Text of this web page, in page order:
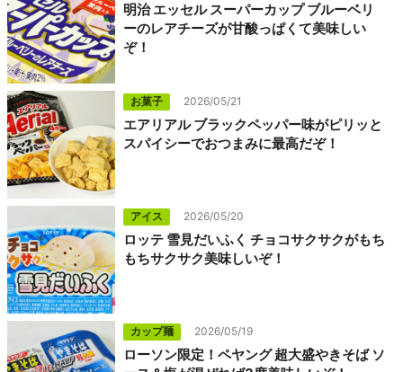
明治 エッセル スーパーカップ ブルーベリ
ーのレアチーズが甘酸っぱくて美味しい
ぞ！
お菓子 2026/05/21
エアリアル ブラックペッパー味がピリッと
スパイシーでおつまみに最高だぞ！
アイス 2026/05/20
ロッテ 雪見だいふく チョコサクサクがもち
もちサクサク美味しいぞ！
カップ麺 2026/05/19
ローソン限定！ペヤング 超大盛やきそば ソ